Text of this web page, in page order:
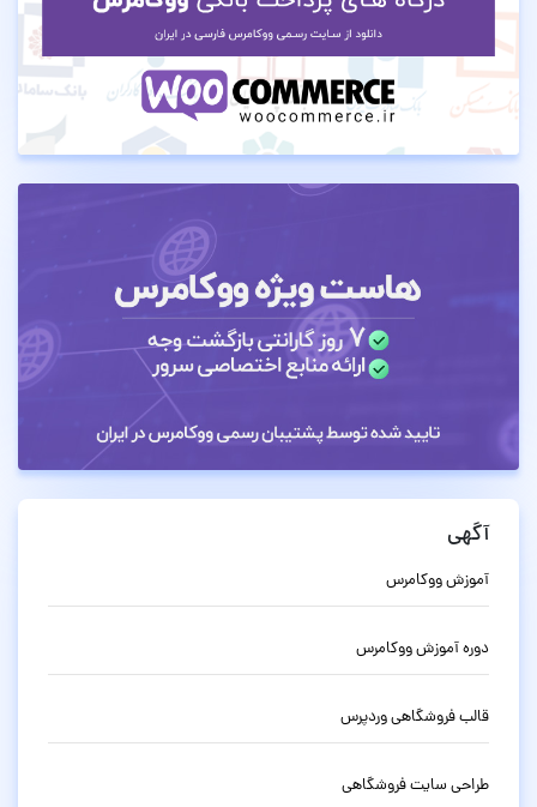
آگهی
آموزش ووکامرس
دوره آموزش ووکامرس
قالب فروشگاهی وردپرس
طراحی سایت فروشگاهی